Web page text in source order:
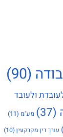
(90)
ולעובד
(37) מע"מ (11)
עורך דין מקרקעין(10)